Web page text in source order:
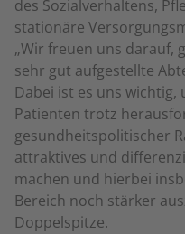
des Sozialverhaltens,
stationäre
„Wir freuen uns darauf,
sehr gut aufgestellte
Dabei ist es uns
Patienten trotz
gesundheitspolitischer
attraktives und
machen und hierbei
Bereich noch stärker
Doppelspitze.